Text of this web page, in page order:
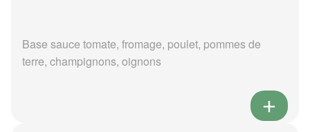
Base sauce tomate, fromage, poulet, pommes de
terre, champignons, oignons